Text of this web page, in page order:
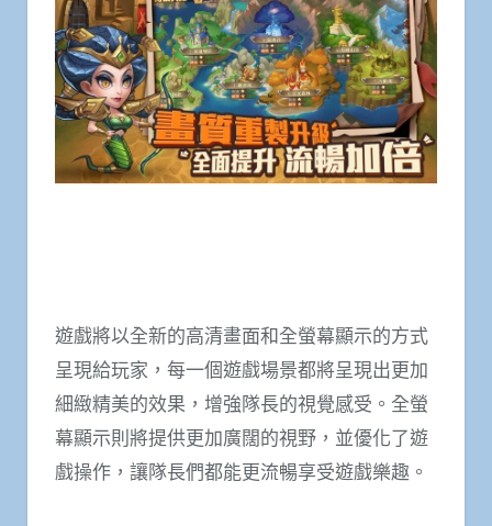
遊戲將以全新的高清畫面和全螢幕顯示的方式
呈現給玩家，每一個遊戲場景都將呈現出更加
細緻精美的效果，增強隊長的視覺感受。全螢
幕顯示則將提供更加廣闊的視野，並優化了遊
戲操作，讓隊長們都能更流暢享受遊戲樂趣。